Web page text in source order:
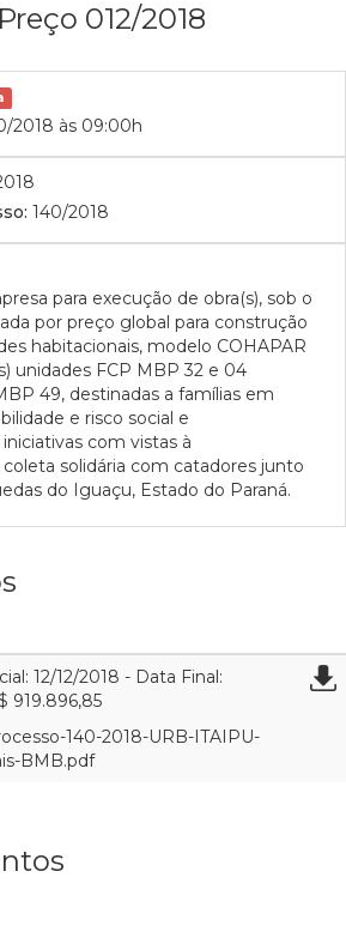
012/2018
2018 às 09:00h
140/2018
para execução de obra(s), sob o
por preço global para construção
habitacionais, modelo COHAPAR
unidades FCP MBP 32 e 04
49, destinadas a famílias em
e risco social e
com vistas à
solidária com catadores junto
do Iguaçu, Estado do Paraná.
12/12/2018 - Data Final:
919.896,85
140-2018-URB-ITAIPU-
BMB.pdf